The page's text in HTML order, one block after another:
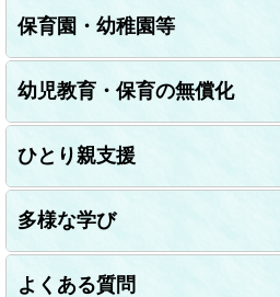
保育園・幼稚園等
幼児教育・保育の無償化
ひとり親支援
多様な学び
よくある質問